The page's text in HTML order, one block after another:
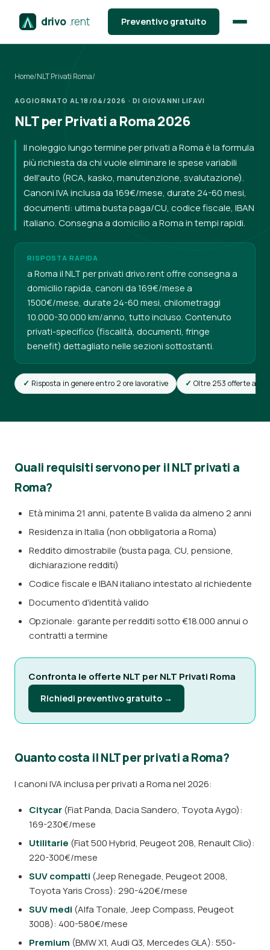
drivo .rent Preventivo gratuito
Home/NLT Privati Roma/
AGGIORNATO AL 18/04/2026 · DI GIOVANNI LIFAVI
NLT per Privati a Roma 2026
Il noleggio lungo termine per privati a Roma è la formula
più richiesta da chi vuole eliminare le spese variabili
dell'auto (RCA, kasko, manutenzione, svalutazione).
Canoni IVA inclusa da 169€/mese, durate 24-60 mesi,
documenti: ultima busta paga/CU, codice fiscale, IBAN
italiano. Consegna a domicilio a Roma in tempi rapidi.
RISPOSTA RAPIDA
a Roma il NLT per privati drivo.rent offre consegna a
domicilio rapida, canoni da 169€/mese a
1500€/mese, durate 24-60 mesi, chilometraggi
10.000-30.000 km/anno, tutto incluso. Contenuto
privati-specifico (fiscalità, documenti, fringe
benefit) dettagliato nelle sezioni sottostanti.
Risposta in genere entro 2 ore lavorative Oltre 253 offerte attive
Quali requisiti servono per il NLT privati a
Roma?
Età minima 21 anni, patente B valida da almeno 2 anni
Residenza in Italia (non obbligatoria a Roma)
Reddito dimostrabile (busta paga, CU, pensione,
dichiarazione redditi)
Codice fiscale e IBAN italiano intestato al richiedente
Documento d'identità valido
Opzionale: garante per redditi sotto €18.000 annui o
contratti a termine
Confronta le offerte NLT per NLT Privati Roma
Richiedi preventivo gratuito →
Quanto costa il NLT per privati a Roma?
I canoni IVA inclusa per privati a Roma nel 2026:
Citycar(Fiat Panda, Dacia Sandero, Toyota Aygo):
169-230€/mese
Utilitarie (Fiat 500 Hybrid, Peugeot 208, Renault Clio):
220-300€/mese
SUV compatti (Jeep Renegade, Peugeot 2008,
Toyota Yaris Cross): 290-420€/mese
SUV medi (Alfa Tonale, Jeep Compass, Peugeot
3008): 400-580€/mese
Premium (BMW X1, Audi Q3, Mercedes GLA): 550-